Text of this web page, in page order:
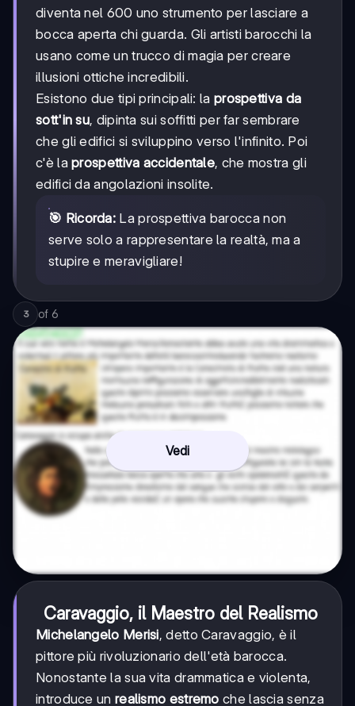
diventa nel 600 uno strumento per lasciare a
bocca aperta chi guarda. Gli artisti barocchi la
usano come un trucco di magia per creare
illusioni ottiche incredibili.
Esistono due tipi principali: la prospettiva da
sott'in su, dipinta sui soffitti per far sembrare
che gli edifici si sviluppino verso l'infinito. Poi
c'è laprospettiva accidentale, che mostra gli
edifici da angolazioni insolite.
🎯 Ricorda: La prospettiva barocca non
serve solo a rappresentare la realtà, ma a
stupire e meravigliare!
3 of 6
Vedi
Caravaggio, il Maestro del Realismo
Michelangelo Merisi, detto Caravaggio, è il
pittore più rivoluzionario dell'età barocca.
Nonostante la sua vita drammatica e violenta,
introduce un realismo estremo che lascia senza